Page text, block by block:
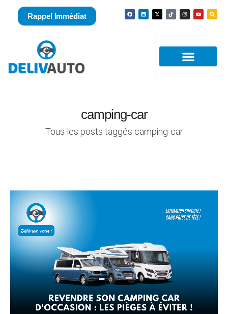
Rappel Immédiat
camping-car
Tous les posts taggés camping-car